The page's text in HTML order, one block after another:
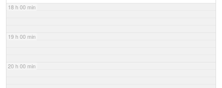
18 h 00 min
19 h 00 min
20 h 00 min